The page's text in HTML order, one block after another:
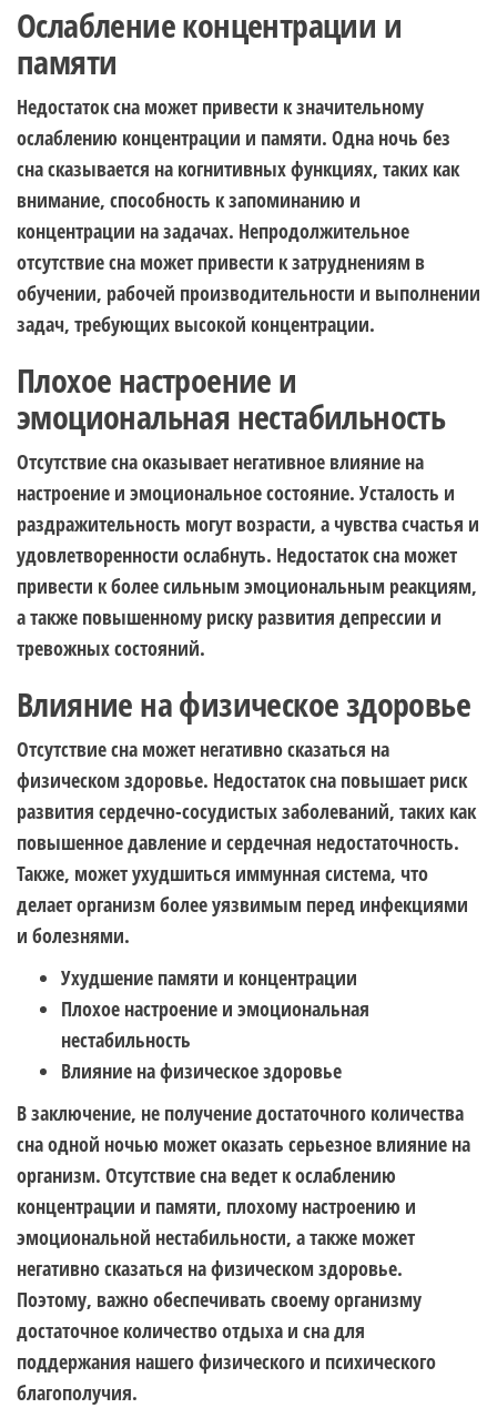
Ослабление концентрации и
памяти
Недостаток сна может привести к значительному
ослаблению концентрации и памяти. Одна ночь без
сна сказывается на когнитивных функциях, таких как
внимание, способность к запоминанию и
концентрации на задачах. Непродолжительное
отсутствие сна может привести к затруднениям в
обучении, рабочей производительности и выполнении
задач, требующих высокой концентрации.
Плохое настроение и
эмоциональная нестабильность
Отсутствие сна оказывает негативное влияние на
настроение и эмоциональное состояние. Усталость и
раздражительность могут возрасти, а чувства счастья и
удовлетворенности ослабнуть. Недостаток сна может
привести к более сильным эмоциональным реакциям,
а также повышенному риску развития депрессии и
тревожных состояний.
Влияние на физическое здоровье
Отсутствие сна может негативно сказаться на
физическом здоровье. Недостаток сна повышает риск
развития сердечно-сосудистых заболеваний, таких как
повышенное давление и сердечная недостаточность.
Также, может ухудшиться иммунная система, что
делает организм более уязвимым перед инфекциями
и болезнями.
Ухудшение памяти и концентрации
Плохое настроение и эмоциональная
нестабильность
Влияние на физическое здоровье
В заключение, не получение достаточного количества
сна одной ночью может оказать серьезное влияние на
организм. Отсутствие сна ведет к ослаблению
концентрации и памяти, плохому настроению и
эмоциональной нестабильности, а также может
негативно сказаться на физическом здоровье.
Поэтому, важно обеспечивать своему организму
достаточное количество отдыха и сна для
поддержания нашего физического и психического
благополучия.